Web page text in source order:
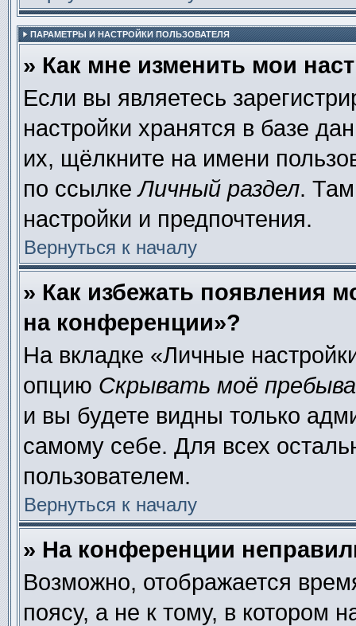
ПАРАМЕТРЫ И НАСТРОЙКИ ПОЛЬЗОВАТЕЛЯ
» Как мне изменить мои
Если вы являетесь
настройки хранятся в базе
их, щёлкните на имени
по ссылкеЛичный раздел.
настройки и предпочтения.
Вернуться к началу
» Как избежать появления
на конференции»?
На вкладке «Личные
опцию Скрывать моё
и вы будете видны только
самому себе. Для всех
пользователем.
Вернуться к началу
» На конференции
Возможно, отображается
поясу, а не к тому, в котором